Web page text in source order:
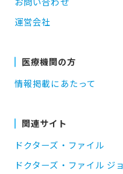
運営会社
医療機関の方
情報掲載にあたって
関連サイト
ドクターズ・ファイル
ドクターズ・ファイル ジ